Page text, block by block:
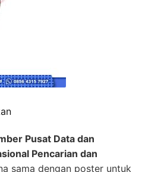
Pusat Data dan
Pencarian dan
sama dengan poster untuk